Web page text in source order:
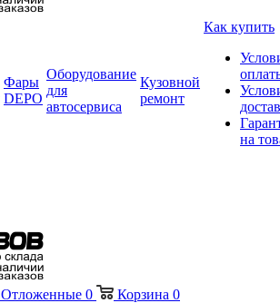
Фары
DEPO
Оборудование
для
автосервиса
Кузовной
ремонт
Как купить
на
Отложенные 0 Корзина 0